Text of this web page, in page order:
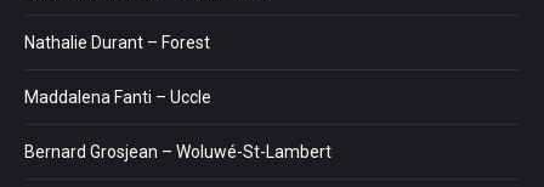
Nathalie Durant – Forest
Maddalena Fanti – Uccle
Bernard Grosjean – Woluwé-St-Lambert